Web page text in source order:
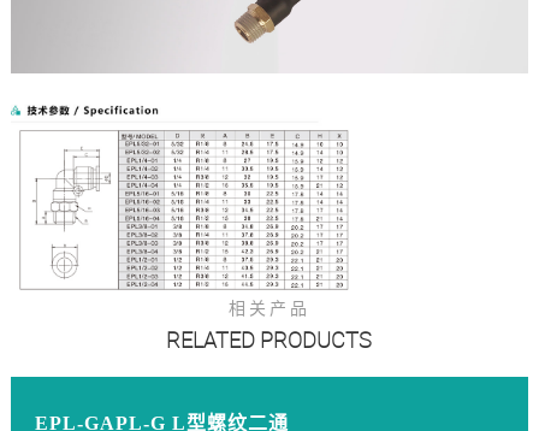
相关产品
RELATED PRODUCTS
EPL-GAPL-G L型螺纹二通